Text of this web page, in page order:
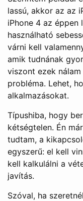
lassú, akkor az az
iPhone 4 az éppen
használható
várni kell
amik tudnának
viszont ezek
probléma. Lehet,
alkalmazásokat.
Típushiba, hogy
kétségtelen. Én
tudtam, a
egyszerű: el kell
kell kalkulálni a
javítás.
Szóval, ha